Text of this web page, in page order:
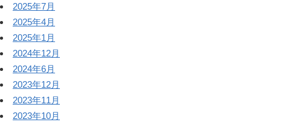
2025年7月
2025年4月
2025年1月
2024年12月
2024年6月
2023年12月
2023年11月
2023年10月